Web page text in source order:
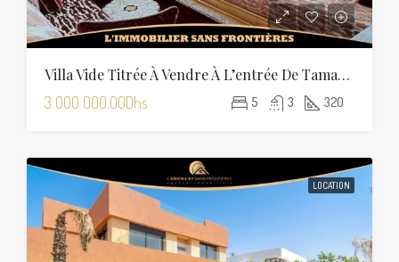
Villa Vide Titrée À Vendre À L’entrée De Tamansourt – 320 M² De Terrain – 4 Façades
3 000 000.00Dhs 5 3 320
LOCATION